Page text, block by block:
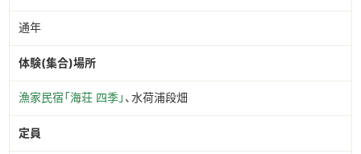
通年
体験(集合)場所
漁家民宿「海荘 四季」 、水荷浦段畑
定員